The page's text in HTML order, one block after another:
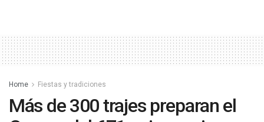
Home Fiestas y tradiciones
Más de 300 trajes preparan el